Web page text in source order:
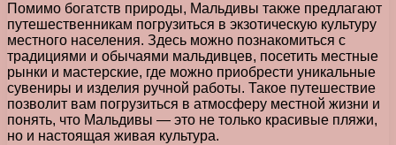
Помимо богатств природы, Мальдивы также предлагают
путешественникам погрузиться в экзотическую культуру
местного населения. Здесь можно познакомиться с
традициями и обычаями мальдивцев, посетить местные
рынки и мастерские, где можно приобрести уникальные
сувениры и изделия ручной работы. Такое путешествие
позволит вам погрузиться в атмосферу местной жизни и
понять, что Мальдивы — это не только красивые пляжи,
но и настоящая живая культура.